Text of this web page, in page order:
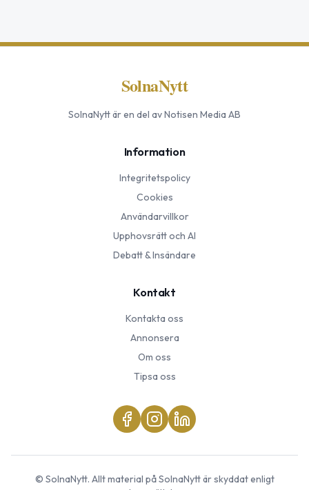
SolnaNytt
SolnaNyttär en del av Notisen Media AB
Information
Integritetspolicy
Cookies
Användarvillkor
Upphovsrätt och AI
Debatt & Insändare
Kontakt
Kontakta oss
Annonsera
Om oss
Tipsa oss
© SolnaNytt. Allt material påSolnaNyttär skyddat enligt